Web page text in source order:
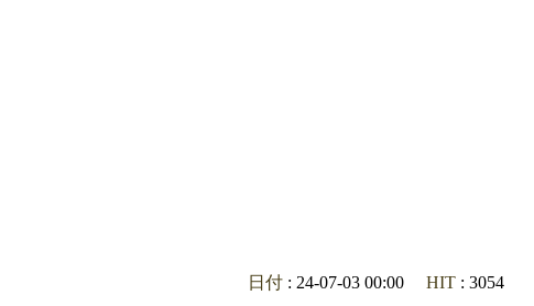
日付 : 24-07-03 00:00 HIT : 3054